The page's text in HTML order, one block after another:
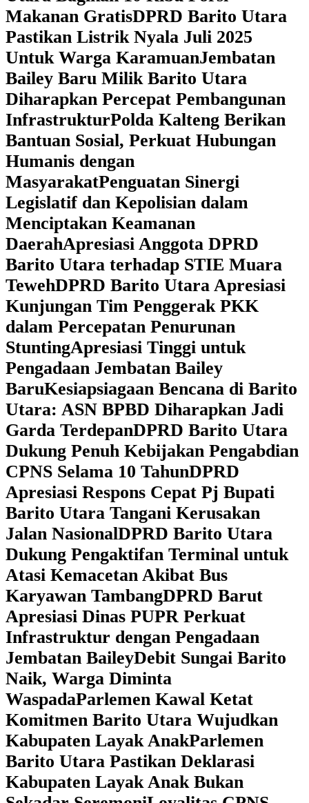
Makanan GratisDPRD Barito Utara
Pastikan Listrik Nyala Juli 2025
Untuk Warga KaramuanJembatan
Bailey Baru Milik Barito Utara
Diharapkan Percepat Pembangunan
InfrastrukturPolda Kalteng Berikan
Bantuan Sosial, Perkuat Hubungan
Humanis dengan
MasyarakatPenguatan Sinergi
Legislatif dan Kepolisian dalam
Menciptakan Keamanan
DaerahApresiasi Anggota DPRD
Barito Utara terhadap STIE Muara
TewehDPRD Barito Utara Apresiasi
Kunjungan Tim Penggerak PKK
dalam Percepatan Penurunan
StuntingApresiasi Tinggi untuk
Pengadaan Jembatan Bailey
BaruKesiapsiagaan Bencana di Barito
Utara: ASN BPBD Diharapkan Jadi
Garda TerdepanDPRD Barito Utara
Dukung Penuh Kebijakan Pengabdian
CPNS Selama 10 TahunDPRD
Apresiasi Respons Cepat Pj Bupati
Barito Utara Tangani Kerusakan
Jalan NasionalDPRD Barito Utara
Dukung Pengaktifan Terminal untuk
Atasi Kemacetan Akibat Bus
Karyawan TambangDPRD Barut
Apresiasi Dinas PUPR Perkuat
Infrastruktur dengan Pengadaan
Jembatan BaileyDebit Sungai Barito
Naik, Warga Diminta
WaspadaParlemen Kawal Ketat
Komitmen Barito Utara Wujudkan
Kabupaten Layak AnakParlemen
Barito Utara Pastikan Deklarasi
Kabupaten Layak Anak Bukan